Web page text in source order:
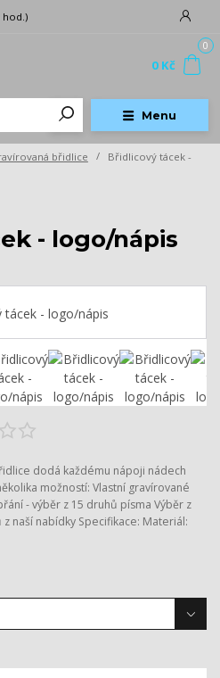
Menu
hod.)
0
0 Kč
břidlice
Břidlicový tácek -
- logo/nápis
dodá každému nápoji nádech
možností: Vlastní gravírované
- výběr z 15 druhů písma Výběr z
naší nabídky Specifikace: Materiál: